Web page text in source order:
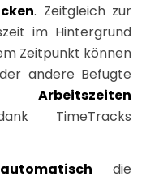
. Zeitgleich zur
im Hintergrund
Zeitpunkt können
andere Befugte
Arbeitszeiten
TimeTracks
automatisch die